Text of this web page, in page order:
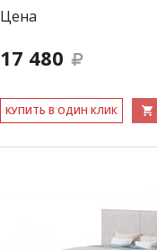
Цена
17 480
КУ­ПИТЬ В ОДИН КЛИК